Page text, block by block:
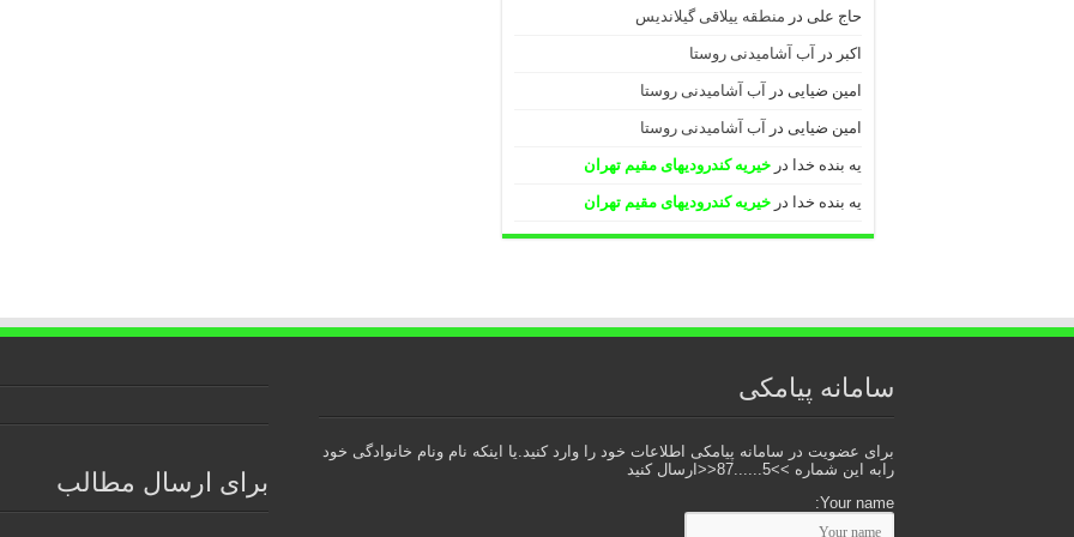
حاج علی در منطقه ییلاقی گیلاندیس
اکبر در آب آشامیدنی روستا
امین ضیایی در آب آشامیدنی روستا
امین ضیایی در آب آشامیدنی روستا
یه بنده خدا در خیریه کندرودیهای مقیم تهران
یه بنده خدا در خیریه کندرودیهای مقیم تهران
برای ارسال مطالب
سامانه پیامکی
برای عضویت در سامانه پیامکی اطلاعات خود را وارد کنید.یا اینکه نام ونام خانوادگی خود
رابه این شماره >>5......87<<ارسال کنید
Your name: